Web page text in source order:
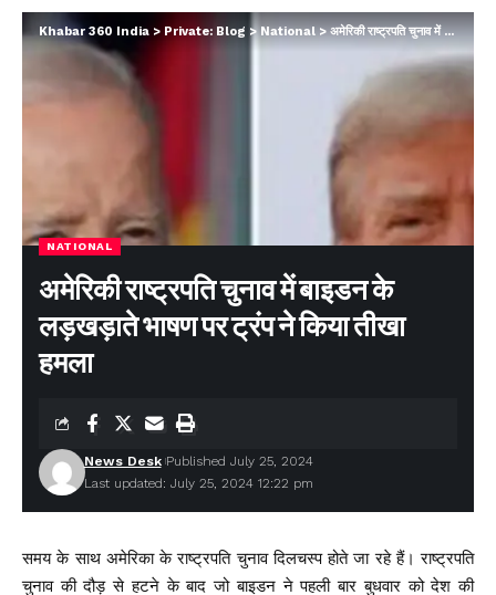
Khabar 360 India > Private: Blog >National>अमेरिकी राष्ट्रपति चुनाव में बाइडन के लड़खड़ाते भाषण पर ट्रंप ने किया तीखा हमला
NATIONAL
अमेरिकी राष्ट्रपति चुनाव में बाइडन के
लड़खड़ाते भाषण पर ट्रंप ने किया तीखा
हमला
Last updated: July 25, 2024 12:22 pm
News Desk Published July 25, 2024
समय के साथ अमेरिका के राष्ट्रपति चुनाव दिलचस्प होते जा रहे हैं। राष्ट्रपति
चुनाव की दौड़ से हटने के बाद जो बाइडन ने पहली बार बुधवार को देश की